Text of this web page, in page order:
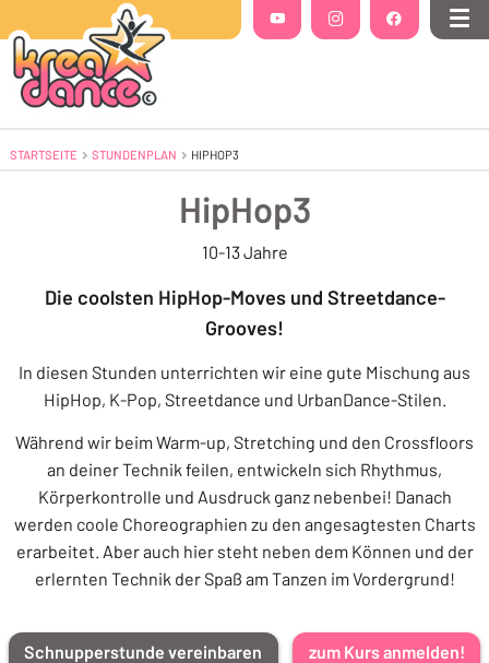
YouTube(Öffnet in einem neuen Tab oder
Instagram(Öffnet in einem neuen
Facebook(Öffnet in
STARTSEITE STUNDENPLAN AKTUELL: HIPHOP3
HIPHOP3
HipHop3
10-13 Jahre
Die coolsten HipHop-Moves und Streetdance-
Grooves!
In diesen Stunden unterrichten wir eine gute Mischung aus
HipHop, K-Pop, Streetdance und UrbanDance-Stilen.
Während wir beim Warm-up, Stretching und den Crossfloors
an deiner Technik feilen, entwickeln sich Rhythmus,
Körperkontrolle und Ausdruck ganz nebenbei! Danach
werden coole Choreographien zu den angesagtesten Charts
erarbeitet. Aber auch hier steht neben dem Können und der
erlernten Technik der Spaß am Tanzen im Vordergrund!
Schnupperstunde vereinbaren zum Kurs anmelden!